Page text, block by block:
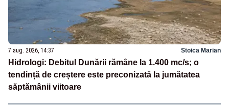
7 aug. 2026, 14:37 Stoica Marian
Hidrologi: Debitul Dunării rămâne la 1.400 mc/s; o
tendință de creștere este preconizată la jumătatea
săptămânii viitoare